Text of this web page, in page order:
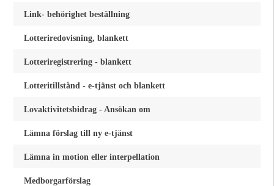
Link- behörighet beställning
Lotteriredovisning, blankett
Lotteriregistrering - blankett
Lotteritillstånd - e-tjänst och blankett
Lovaktivitetsbidrag - Ansökan om
Lämna förslag till ny e-tjänst
Lämna in motion eller interpellation
Medborgarförslag